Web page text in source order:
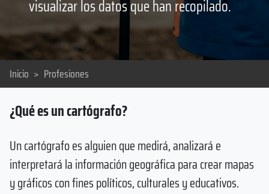
visualizar los datos que han recopilado.
Inicio > Profesiones
¿Qué es un cartógrafo?
Un cartógrafo es alguien que medirá, analizará e
interpretará la información geográfica para crear mapas
y gráficos con fines políticos, culturales y educativos.